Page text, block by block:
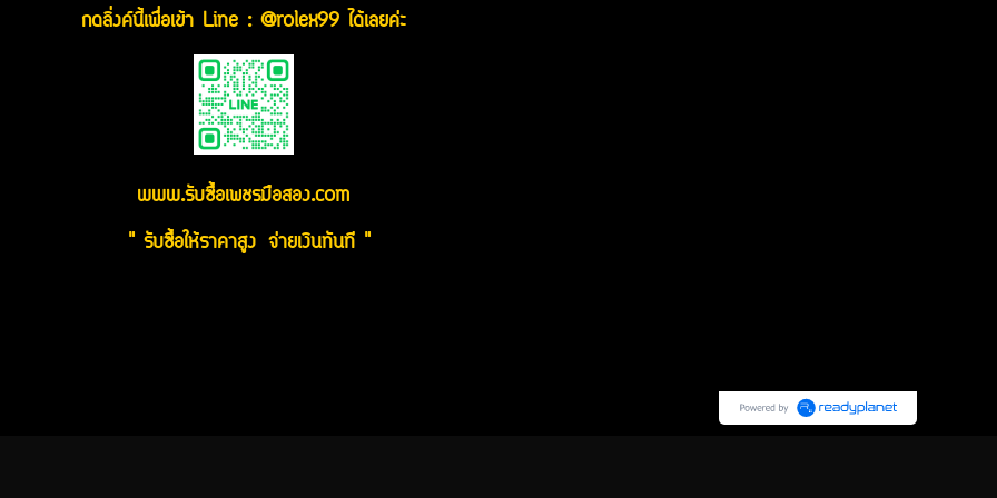
กดลิ่งค์นี้เพื่อเข้า Line : @rolex99 ได้เลยค่ะ
www.รับซื้อเพชรมือสอง.com
" รับซื้อให้ราคาสูง จ่ายเงินทันที "